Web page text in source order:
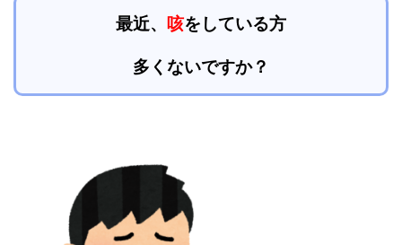
最近、 咳をしている方
多くないですか？